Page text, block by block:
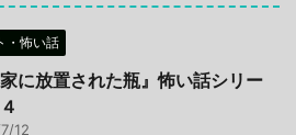
・怖い話
家に放置された瓶』怖い話シリー
12